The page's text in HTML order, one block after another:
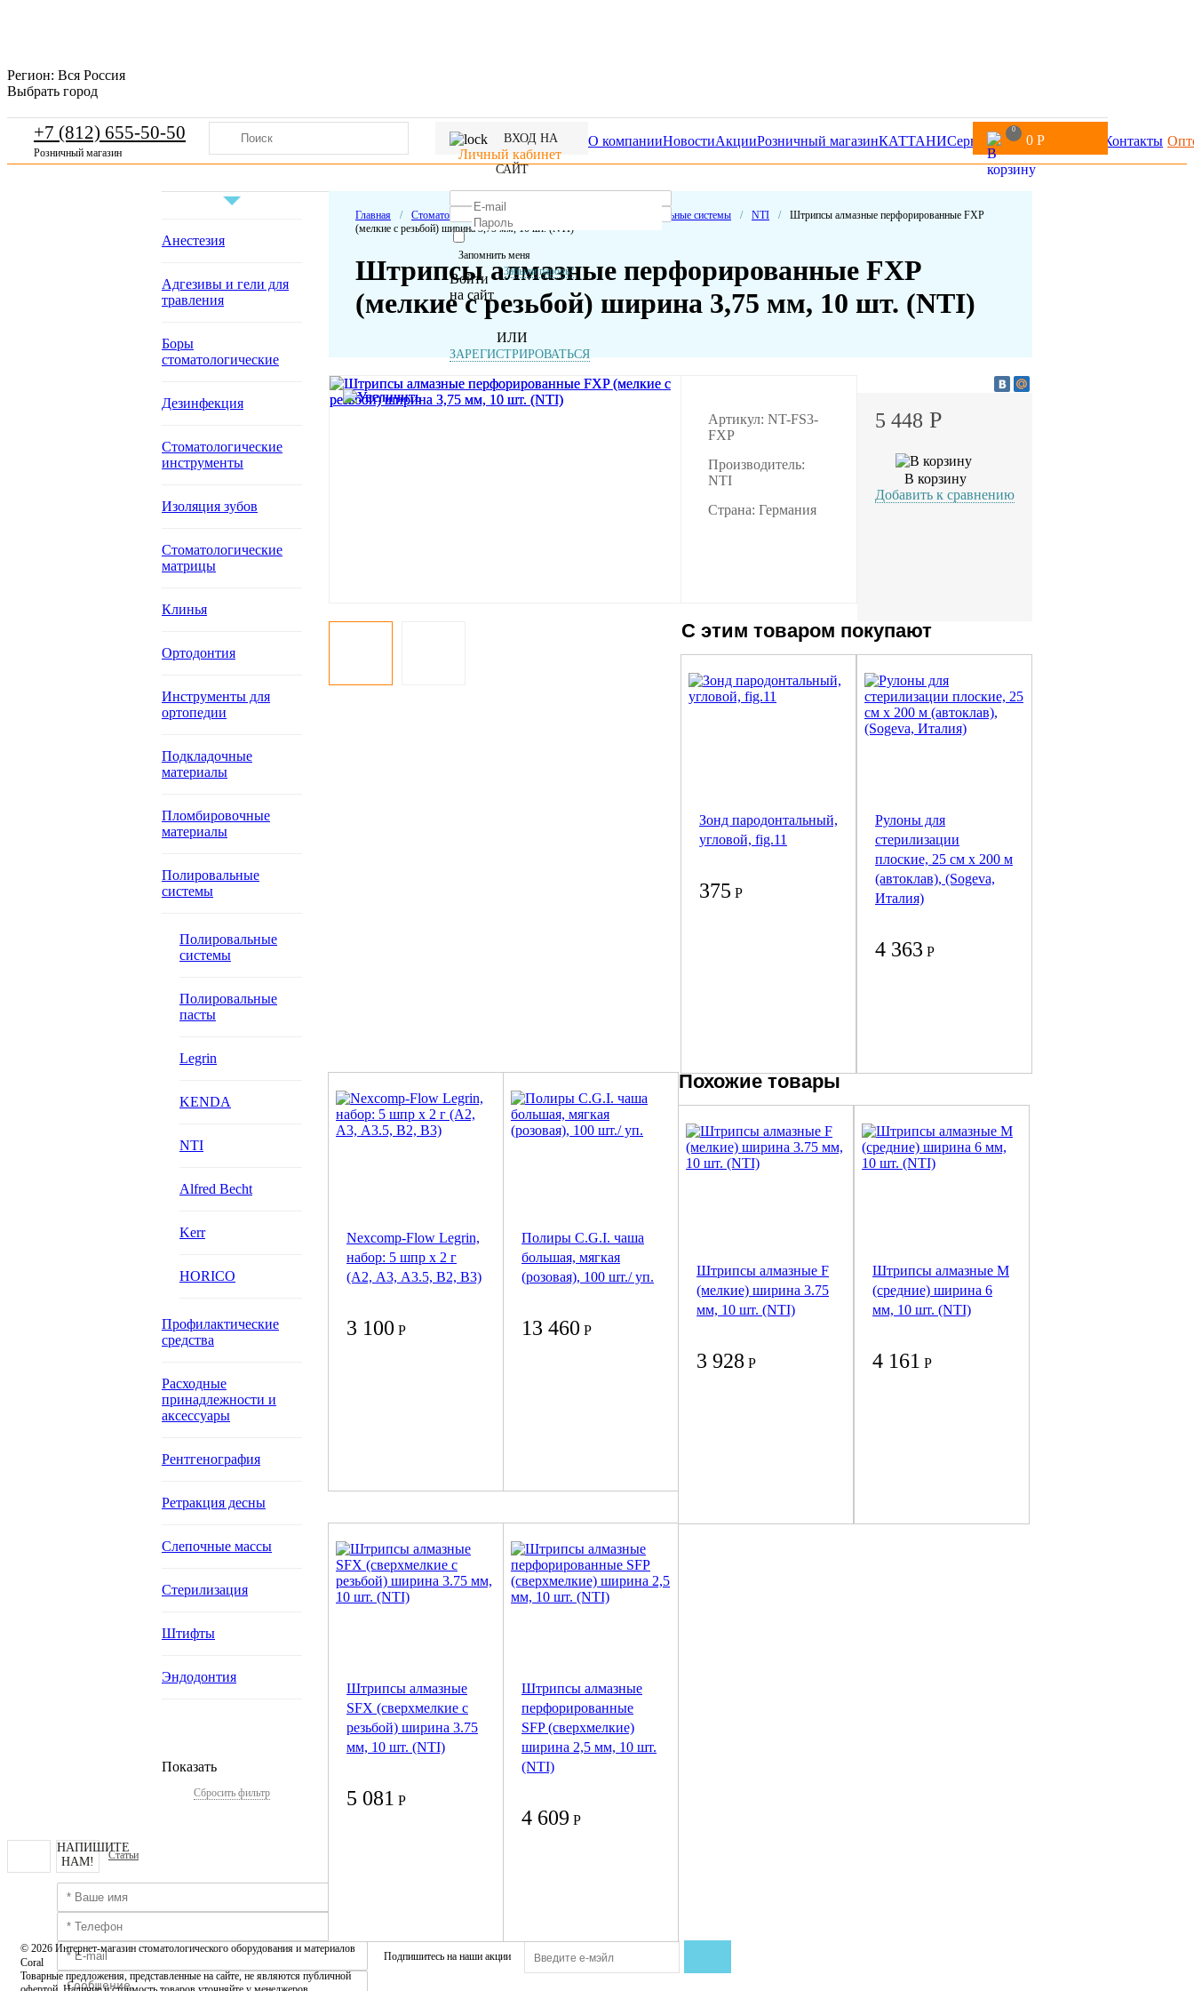
Регион: Вся Россия
Выбрать город
+7 (812) 655-50-50
Розничный магазин Личный кабинет
ВХОД НА
САЙТ
Запомнить меня
Забыли пароль?
Войти
на сайт
ИЛИ
ЗАРЕГИСТРИРОВАТЬСЯ
0
0 Р
О компанииНовостиАкцииРозничный магазинКАТТАНИСервисДоставка и оплата Контакты
Анестезия
Адгезивы и гели для
травления
Боры
стоматологические
Дезинфекция
Стоматологические
инструменты
Изоляция зубов
Стоматологические
матрицы
Клинья
Ортодонтия
Инструменты для
ортопедии
Подкладочные
материалы
Пломбировочные
материалы
Полировальные
системы
Полировальные
системы
Полировальные
пасты
Legrin
KENDA
NTI
Alfred Becht
Kerr
HORICO
Профилактические
средства
Расходные
принадлежности и
аксессуары
Рентгенография
Ретракция десны
Слепочные массы
Стерилизация
Штифты
Эндодонтия
Показать
Сбросить фильтр
Главная / Стоматологические расходные материалы Полировальные системы / NTI /
Штрипсы алмазные перфорированные FXP
(мелкие с резьбой) ширина 3,75 мм, 10 шт. (NTI)
Штрипсы алмазные перфорированные FXP
(мелкие с резьбой) ширина 3,75 мм, 10 шт. (NTI)
Артикул: NT-FS3-
FXP
Производитель:
NTI
Страна: Германия
5 448 Р
В корзину
Добавить к сравнению
С этим товаром покупают
Зонд пародонтальный,
угловой, fig.11
375 Р
Рулоны для
стерилизации
плоские, 25 см х 200 м
(автоклав), (Sogeva,
Италия)
4 363 Р
Nexcomp-Flow Legrin,
набор: 5 шпр х 2 г
(А2, А3, А3.5, В2, В3)
3 100 Р
Полиры C.G.I. чаша
большая, мягкая
(розовая), 100 шт./ уп.
13 460 Р
Похожие товары
Штрипсы алмазные F
(мелкие) ширина 3.75
мм, 10 шт. (NTI)
3 928 Р
Штрипсы алмазные M
(средние) ширина 6
мм, 10 шт. (NTI)
4 161 Р
Штрипсы алмазные
SFX (сверхмелкие с
резьбой) ширина 3.75
мм, 10 шт. (NTI)
5 081 Р
Штрипсы алмазные
перфорированные
SFP (сверхмелкие)
ширина 2,5 мм, 10 шт.
(NTI)
4 609 Р
НАПИШИТЕ
НАМ!
Статьи
© 2026 Интернет-магазин стоматологического оборудования и материалов
Coral
Подпишитесь на наши акции
Товарные предложения, представленные на сайте, не являются публичной